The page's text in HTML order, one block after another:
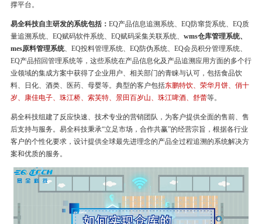
撑平台。
易全科技自主研发的系统包括： EQ产品信息追溯系统、EQ防窜货系统、EQ质
量追溯系统、EQ赋码软件系统、EQ赋码采集关联系统、 wms仓库管理系统、
mes原料管理系统、EQ投料管理系统、EQ防伪系统、EQ会员积分管理系统、
EQ产品招回管理系统等，这些系统在产品信息化及产品追溯应用方面的多个行
业领域的集成方案中获得了企业用户、相关部门的青睐与认可，包括食品饮
料、日化、酒类、医药、母婴等。典型的客户包括东鹏特饮、荣华月饼、俏十
岁、康佳电子、珠江桥、索芙特、景田百岁山、珠江啤酒、舒蕾等。
易全科技组建了反应快速、技术专业的营销团队，为客户提供全面的售前、售
后支持与服务。易全科技秉承“立足市场，合作共赢”的经营宗旨，根据各行业
客户的个性化要求，设计提供全球最先进理念的产品全过程追溯的系统解决方
案和优质的服务。